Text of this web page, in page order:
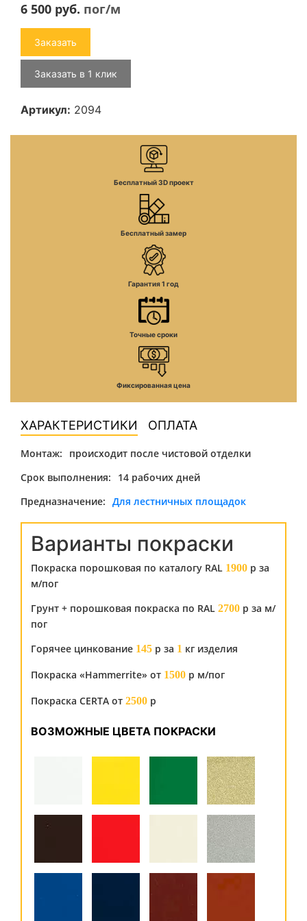
6 500 руб. пог/м
Заказать
Заказать в 1 клик
Артикул: 2094
Бесплатный 3D проект
Бесплатный замер
Гарантия 1 год
Точные сроки
Фиксированная цена
ХАРАКТЕРИСТИКИ ОПЛАТА
Монтаж:
происходит после чистовой отделки
Срок выполнения:
14 рабочих дней
Предназначение: Для лестничных площадок
Варианты покраски
Покраска порошковая по каталогу RAL 1900 р за
м/пог
Грунт + порошковая покраска по RAL 2700 р за м/
пог
Горячее цинкование 145 р за 1 кг изделия
Покраска «Hammerrite» от 1500 р м/пог
Покраска CERTA от 2500 р
ВОЗМОЖНЫЕ ЦВЕТА ПОКРАСКИ